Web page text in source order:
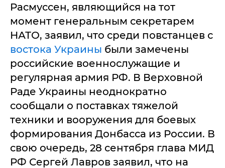
Расмуссен, являющийся на тот
момент генеральным секретарем
НАТО, заявил, что среди повстанцев с
востока Украины были замечены
российские военнослужащие и
регулярная армия РФ. В Верховной
Раде Украины неоднократно
сообщали о поставках тяжелой
техники и вооружения для боевых
формирования Донбасса из России. В
свою очередь, 28 сентября глава МИД
РФ Сергей Лавров заявил, что на